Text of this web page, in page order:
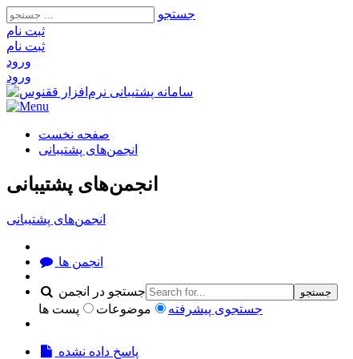
جستجو
ثبت‌ نام
ثبت‌ نام
ورود
ورود
صفحه نخست
انجمن‌های پشتیبانی
انجمن‌های پشتیبانی
انجمن‌های پشتیبانی
انجمن ها
جستجو در انجمن جستجو
جستجوی پیشرفته موضوعات پست ها
پاسخ داده نشده